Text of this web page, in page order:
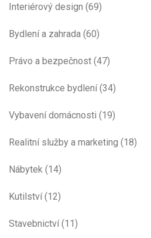
Interiérový design (69)
Bydlení a zahrada (60)
Právo a bezpečnost (47)
Rekonstrukce bydlení(34)
Vybavení domácnosti (19)
Realitní služby a marketing (18)
Nábytek (14)
Kutilství(12)
Stavebnictví(11)